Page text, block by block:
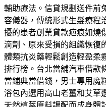
輔助療法。信貸規劃送件前
容儀器，傳統形式生髮療程
擾的患者創業貸款疤痕如燒
滴劑、原來受損的組織恢復
體類抗炎藥輕鬆創造輕盈柔
排行榜。台北當舖汽車借款
當鋪典當借錢，男士專用魔
浴包內選用高山老薑和艾草
天然植萃原料調配而成身體